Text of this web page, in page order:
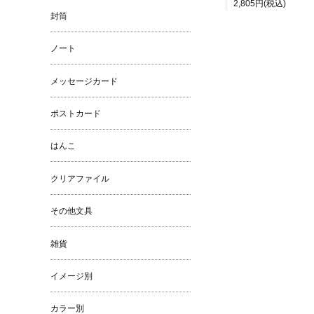
2,805円(税込)
封筒
ノート
メッセージカード
ポストカード
はんこ
クリアファイル
その他文具
雑貨
イメージ別
カラー別